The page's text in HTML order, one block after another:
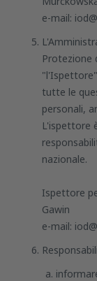
e-mail:
Protezione
tutte le
personali,
L'ispettore
nazionale.
Ispettore
Gawin
e-mail: